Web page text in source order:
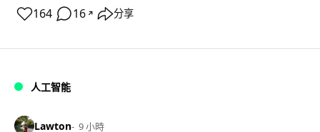
164 16 ↗ 分享
人工智能
Lawton 9 小時